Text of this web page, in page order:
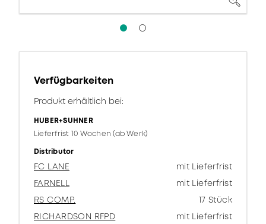
Verfügbarkeiten
Produkt erhältlich bei:
HUBER+SUHNER
Lieferfrist 10 Wochen (ab Werk)
Distributor
FC LANE
mit Lieferfrist
FARNELL
mit Lieferfrist
RS COMP.
17 Stück
RICHARDSON RFPD
mit Lieferfrist